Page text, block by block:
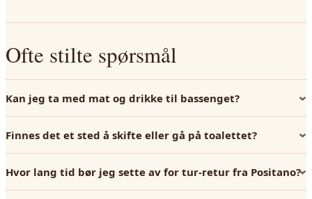
Ofte stilte spørsmål
Kan jeg ta med mat og drikke til bassenget?
Finnes det et sted å skifte eller gå på toalettet?
Hvor lang tid bør jeg sette av for tur-retur fra Positano?